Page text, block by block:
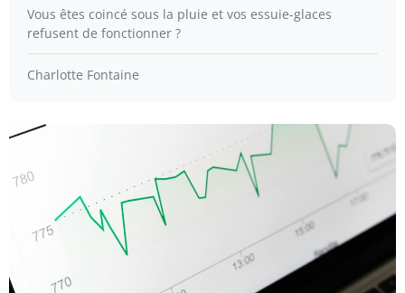
Vous êtes coincé sous la pluie et vos essuie-glaces
refusent de fonctionner ?
Charlotte Fontaine